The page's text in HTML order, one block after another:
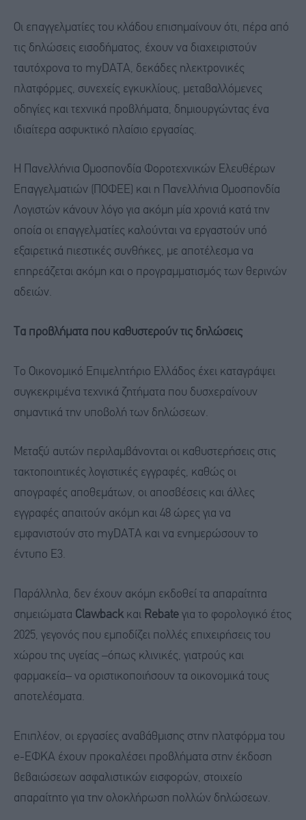
Οι επαγγελματίες του κλάδου επισημαίνουν ότι, πέρα από
τις δηλώσεις εισοδήματος, έχουν να διαχειριστούν
ταυτόχρονα το myDATA, δεκάδες ηλεκτρονικές
πλατφόρμες, συνεχείς εγκυκλίους, μεταβαλλόμενες
οδηγίες και τεχνικά προβλήματα, δημιουργώντας ένα
ιδιαίτερα ασφυκτικό πλαίσιο εργασίας.
Η Πανελλήνια Ομοσπονδία Φοροτεχνικών Ελευθέρων
Επαγγελματιών (ΠΟΦΕΕ) και η Πανελλήνια Ομοσπονδία
Λογιστών κάνουν λόγο για ακόμη μία χρονιά κατά την
οποία οι επαγγελματίες καλούνται να εργαστούν υπό
εξαιρετικά πιεστικές συνθήκες, με αποτέλεσμα να
επηρεάζεται ακόμη και ο προγραμματισμός των θερινών
αδειών.
Τα προβλήματα που καθυστερούν τις δηλώσεις
Το Οικονομικό Επιμελητήριο Ελλάδος έχει καταγράψει
συγκεκριμένα τεχνικά ζητήματα που δυσχεραίνουν
σημαντικά την υποβολή των δηλώσεων.
Μεταξύ αυτών περιλαμβάνονται οι καθυστερήσεις στις
τακτοποιητικές λογιστικές εγγραφές, καθώς οι
απογραφές αποθεμάτων, οι αποσβέσεις και άλλες
εγγραφές απαιτούν ακόμη και 48 ώρες για να
εμφανιστούν στο myDATA και να ενημερώσουν το
έντυπο Ε3.
Παράλληλα, δεν έχουν ακόμη εκδοθεί τα απαραίτητα
σημειώματα Clawbackκαι Rebate για το φορολογικό έτος
2025, γεγονός που εμποδίζει πολλές επιχειρήσεις του
χώρου της υγείας –όπως κλινικές, γιατρούς και
φαρμακεία– να οριστικοποιήσουν τα οικονομικά τους
αποτελέσματα.
Επιπλέον, οι εργασίες αναβάθμισης στην πλατφόρμα του
e-ΕΦΚΑ έχουν προκαλέσει προβλήματα στην έκδοση
βεβαιώσεων ασφαλιστικών εισφορών, στοιχείο
απαραίτητο για την ολοκλήρωση πολλών δηλώσεων.